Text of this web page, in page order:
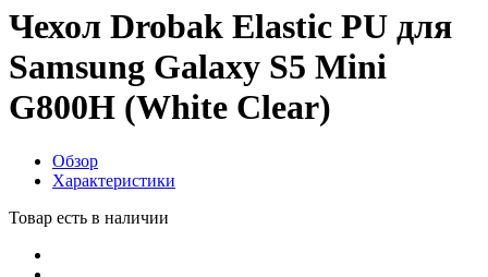
Чехол Drobak Elastic PU для
Samsung Galaxy S5 Mini
G800H (White Clear)
Обзор
Характеристики
Товар есть в наличии